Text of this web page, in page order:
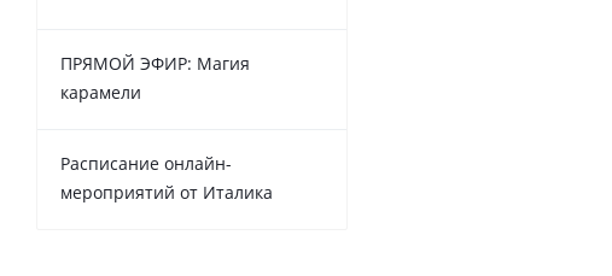
ПРЯМОЙ ЭФИР: Магия
карамели
Расписание онлайн-
мероприятий от Италика